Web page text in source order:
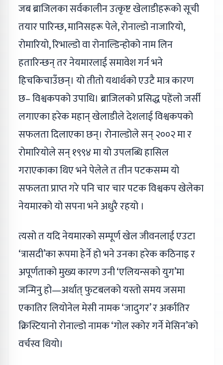
जब ब्राजिलका सर्वकालीन उत्कृष्ट खेलाडीहरूको सूची
तयार पारिन्छ, मानिसहरू पेले, रोनाल्डो नाजारियो,
रोमारियो, रिभाल्डो वा रोनाल्डिन्होको नाम लिन
हतारिन्छन् तर नेयमारलाई समावेश गर्न भने
हिचकिचाउँछन्। यो तीतो यथार्थको एउटै मात्र कारण
छ– विश्वकपको उपाधि। ब्राजिलको प्रसिद्ध पहेंलो जर्सी
लगाएका हरेक महान् खेलाडीले देशलाई विश्वकपको
सफलता दिलाएका छन्। रोनाल्डोले सन् २००२ मा र
रोमारियोले सन् १९९४ मा यो उपलब्धि हासिल
गराएकाका थिए भने पेलेले त तीन पटकसम्म यो
सफलता प्राप्त गरे पनि चार चार पटक विश्वकप खेलेका
नेयमारको यो सपना भने अधुरै रहयो ।
त्यसो त यदि नेयमारको सम्पूर्ण खेल जीवनलाई एउटा
‘त्रासदी’का रूपमा हेर्ने हो भने उनका हरेक कठिनाइ र
अपूर्णताको मुख्य कारण उनी ‘एलियन्सको युग’मा
जन्मिनु हो—अर्थात् फुटबलको यस्तो समय जसमा
एकातिर लियोनेल मेसी नामक ‘जादुगर’ र अर्कातिर
क्रिस्टियानो रोनाल्डो नामक ‘गोल स्कोर गर्ने मेसिन’को
वर्चस्व थियो।